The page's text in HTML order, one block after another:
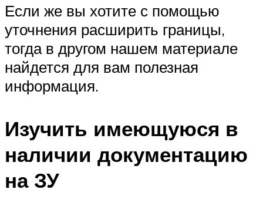
Если же вы хотите с помощью
уточнения расширить границы,
тогда в другом нашем материале
найдется для вам полезная
информация.
Изучить имеющуюся в
наличии документацию
на ЗУ